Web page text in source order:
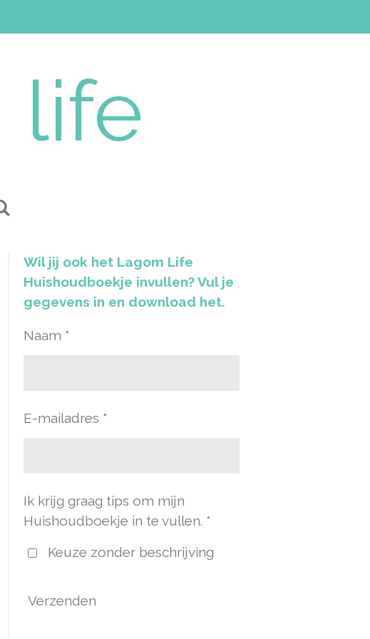
life
Wil jij ook het Lagom Life
Huishoudboekje invullen? Vul je
gegevens in en download het.
Naam *
E-mailadres *
Ik krijg graag tips om mijn
Huishoudboekje in te vullen. *
Keuze zonder beschrijving
Verzenden